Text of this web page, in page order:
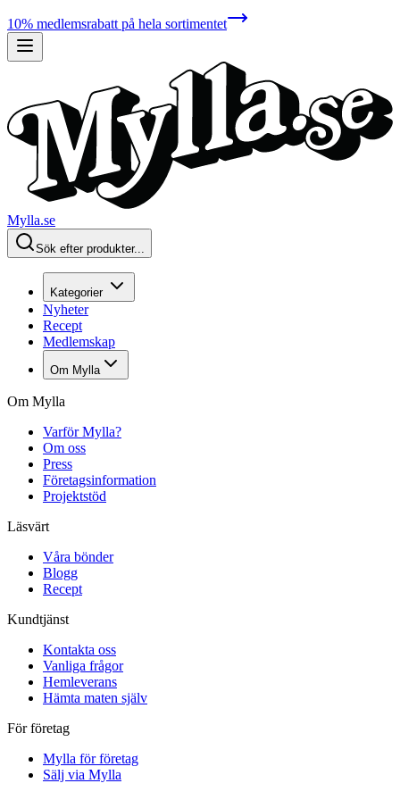
10% medlemsrabatt på hela sortimentet
Mylla.se
Sök efter produkter...
Kategorier
Nyheter
Recept
Medlemskap
Om Mylla
Om Mylla
Varför Mylla?
Om oss
Press
Företagsinformation
Projektstöd
Läsvärt
Våra bönder
Blogg
Recept
Kundtjänst
Kontakta oss
Vanliga frågor
Hemleverans
Hämta maten själv
För företag
Mylla för företag
Sälj via Mylla